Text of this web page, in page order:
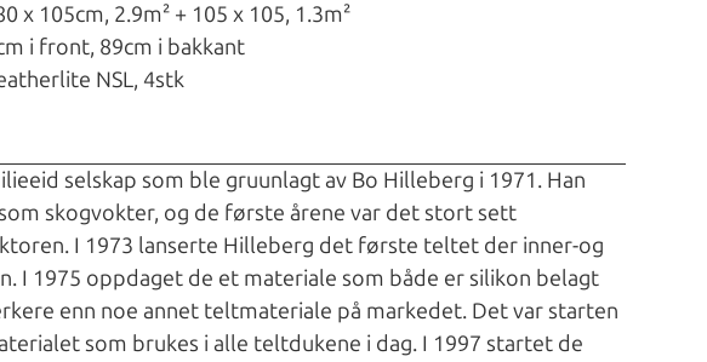
105cm, 2.9m² + 105 x 105, 1.3m²
i front, 89cm i bakkant
NSL, 4stk
selskap som ble gruunlagt av Bo Hilleberg i 1971. Han
skogvokter, og de første årene var det stort sett
I 1973 lanserte Hilleberg det første teltet der inner-og
I 1975 oppdaget de et materiale som både er silikon belagt
enn noe annet teltmateriale på markedet. Det var starten
som brukes i alle teltdukene i dag. I 1997 startet de